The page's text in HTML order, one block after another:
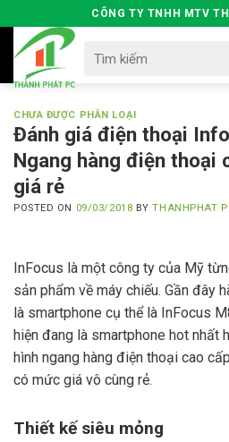
to
content
CÔNG TY TNHH MTV
for:
CHƯA ĐƯỢC PHÂN LOẠI
Đánh giá điện thoại
Ngang hàng điện thoại
giá rẻ
POSTED ON 09/03/2018 BYTHANHPHAT
InFocus là một công ty của Mỹ
sản phẩm về máy chiếu. Gần đây
là smartphone cụ thể là InFocus
hiện đang là smartphone hot nhất
hình ngang hàng điện thoại cao
có mức giá vô cùng rẻ.
Thiết kế siêu mỏng